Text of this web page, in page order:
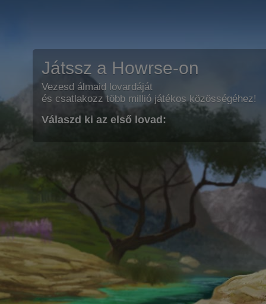
Játssz a Howrse-on
Vezesd álmaid lovardáját
és csatlakozz több millió játékos közösségéhez!
Válaszd ki az első lovad: